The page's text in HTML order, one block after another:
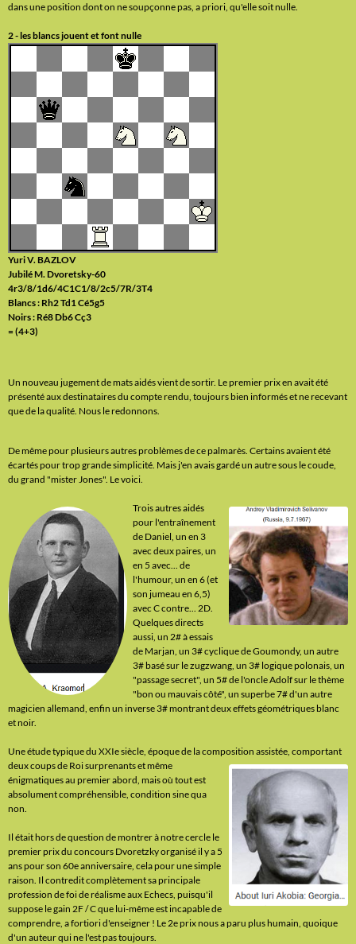
dans une position dont on ne soupçonne pas, a priori, qu'elle soit nulle.
2 - les blancs jouent et font nulle
Yuri V. BAZLOV
Jubilé M. Dvoretsky-60
4r3/8/1d6/4C1C1/8/2c5/7R/3T4
Blancs : Rh2 Td1 Cé5g5
Noirs : Ré8 Db6 Cç3
= (4+3)
Un nouveau jugement de mats aidés vient de sortir. Le premier prix en avait été
présenté aux destinataires du compte rendu, toujours bien informés et ne recevant
que de la qualité. Nous le redonnons.
De même pour plusieurs autres problèmes de ce palmarès. Certains avaient été
écartés pour trop grande simplicité. Mais j'en avais gardé un autre sous le coude,
du grand "mister Jones". Le voici.
Trois autres aidés
pour l'entraînement
de Daniel, un en 3
avec deux paires, un
en 5 avec... de
l'humour, un en 6 (et
son jumeau en 6,5)
avec C contre... 2D.
Quelques directs
aussi, un 2# à essais
de Marjan, un 3# cyclique de Goumondy, un autre
3# basé sur le zugzwang, un 3# logique polonais, un
"passage secret", un 5# de l'oncle Adolf sur le thème
"bon ou mauvais côté", un superbe 7# d'un autre
magicien allemand, enfin un inverse 3# montrant deux effets géométriques blanc
et noir.
Une étude typique du XXIe siècle, époque de la composition assistée, comportant
deux coups de Roi surprenants et même
énigmatiques au premier abord, mais où tout est
absolument compréhensible, condition sine qua
non.
Il était hors de question de montrer à notre cercle le
premier prix du concours Dvoretzky organisé il y a 5
ans pour son 60e anniversaire, cela pour une simple
raison. Il contredit complètement sa principale
profession de foi de réalisme aux Echecs, puisqu'il
suppose le gain 2F / C que lui-même est incapable de
comprendre, a fortiori d'enseigner ! Le 2e prix nous a paru plus humain, quoique
d'un auteur qui ne l'est pas toujours.